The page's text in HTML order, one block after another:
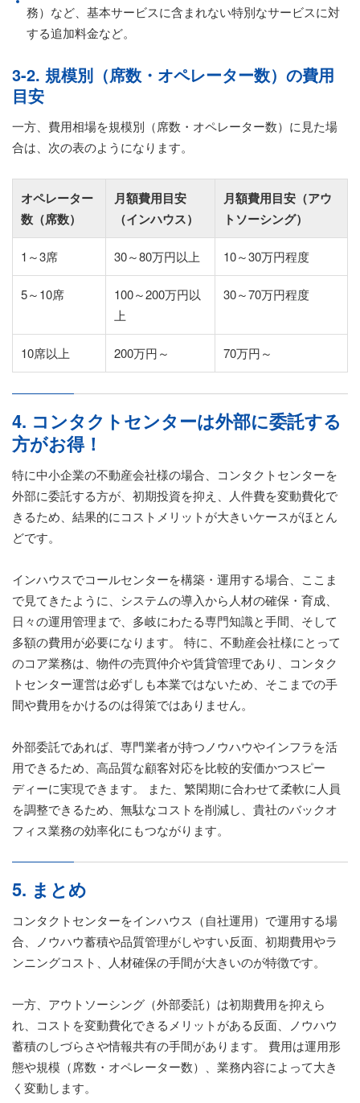
務）など、基本サービスに含まれない特別なサービスに対
する追加料金など。
3-2. 規模別（席数・オペレーター数）の費用
目安
一方、費用相場を規模別（席数・オペレーター数）に見た場
合は、次の表のようになります。
オペレーター
数（席数）
月額費用目安
（インハウス）
月額費用目安（アウ
トソーシング）
1～3席 30～80万円以上 10～30万円程度
5～10席
100～200万円以
上
30～70万円程度
10席以上 200万円～ 70万円～
4. コンタクトセンターは外部に委託する
方がお得！
特に中小企業の不動産会社様の場合、コンタクトセンターを
外部に委託する方が、初期投資を抑え、人件費を変動費化で
きるため、結果的にコストメリットが大きいケースがほとん
どです。
インハウスでコールセンターを構築・運用する場合、ここま
で見てきたように、システムの導入から人材の確保・育成、
日々の運用管理まで、多岐にわたる専門知識と手間、そして
多額の費用が必要になります。 特に、不動産会社様にとって
のコア業務は、物件の売買仲介や賃貸管理であり、コンタク
トセンター運営は必ずしも本業ではないため、そこまでの手
間や費用をかけるのは得策ではありません。
外部委託であれば、専門業者が持つノウハウやインフラを活
用できるため、高品質な顧客対応を比較的安価かつスピー
ディーに実現できます。 また、繁閑期に合わせて柔軟に人員
を調整できるため、無駄なコストを削減し、貴社のバックオ
フィス業務の効率化にもつながります。
5. まとめ
コンタクトセンターをインハウス（自社運用）で運用する場
合、ノウハウ蓄積や品質管理がしやすい反面、初期費用やラ
ンニングコスト、人材確保の手間が大きいのが特徴です。
一方、アウトソーシング（外部委託）は初期費用を抑えら
れ、コストを変動費化できるメリットがある反面、ノウハウ
蓄積のしづらさや情報共有の手間があります。 費用は運用形
態や規模（席数・オペレーター数）、業務内容によって大き
く変動します。